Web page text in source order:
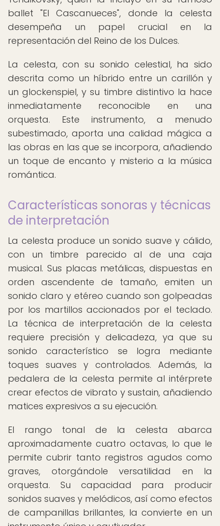
ballet "El Cascanueces", donde la celesta
desempeña un papel crucial en la
representación del Reino de los Dulces.
La celesta, con su sonido celestial, ha sido
descrita como un híbrido entre un carillón y
un glockenspiel, y su timbre distintivo la hace
inmediatamente reconocible en una
orquesta. Este instrumento, a menudo
subestimado, aporta una calidad mágica a
las obras en las que se incorpora, añadiendo
un toque de encanto y misterio a la música
romántica.
Características sonoras y técnicas
de interpretación
La celesta produce un sonido suave y cálido,
con un timbre parecido al de una caja
musical. Sus placas metálicas, dispuestas en
orden ascendente de tamaño, emiten un
sonido claro y etéreo cuando son golpeadas
por los martillos accionados por el teclado.
La técnica de interpretación de la celesta
requiere precisión y delicadeza, ya que su
sonido característico se logra mediante
toques suaves y controlados. Además, la
pedalera de la celesta permite al intérprete
crear efectos de vibrato y sustain, añadiendo
matices expresivos a su ejecución.
El rango tonal de la celesta abarca
aproximadamente cuatro octavas, lo que le
permite cubrir tanto registros agudos como
graves, otorgándole versatilidad en la
orquesta. Su capacidad para producir
sonidos suaves y melódicos, así como efectos
de campanillas brillantes, la convierte en un